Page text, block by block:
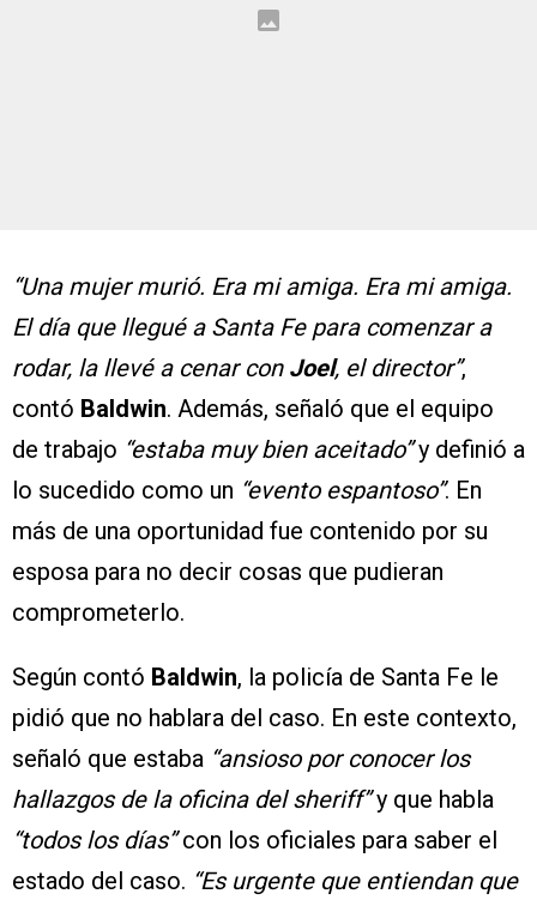
“Una mujer murió. Era mi amiga. Era mi amiga.
El día que llegué a Santa Fe para comenzar a
rodar, la llevé a cenar con Joel, el director”,
contó Baldwin. Además, señaló que el equipo
de trabajo “estaba muy bien aceitado”y definió a
lo sucedido como un “evento espantoso”. En
más de una oportunidad fue contenido por su
esposa para no decir cosas que pudieran
comprometerlo.
Según contó Baldwin, la policía de Santa Fe le
pidió que no hablara del caso. En este contexto,
señaló que estaba “ansioso por conocer los
hallazgos de la oficina del sheriff”y que habla
“todos los días”con los oficiales para saber el
estado del caso. “Es urgente que entiendan que